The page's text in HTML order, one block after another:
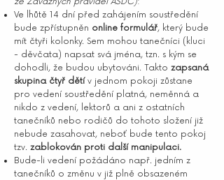
Ve lhůtě 14 dní před zahájením soustředění
bude zpřístupněn online formulář, který bude
mít čtyři kolonky. Sem mohou tanečníci (kluci
- děvčata) napsat svá jména, tzn. s kým se
dohodli, že budou ubytováni. Takto zapsaná
skupina čtyř dětív jednom pokoji zůstane
pro vedení soustředění platná, neměnná a
nikdo z vedení, lektorů a ani z ostatních
tanečníků nebo rodičů do tohoto složení již
nebude zasahovat, neboť bude tento pokoj
tzv. zablokován proti další manipulaci.
Bude-li vedení požádáno např. jedním z
tanečníků o změnu v již plně obsazeném